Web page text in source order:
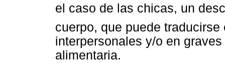
el caso de las chicas, un
cuerpo, que puede
interpersonales y/o en
alimentaria.